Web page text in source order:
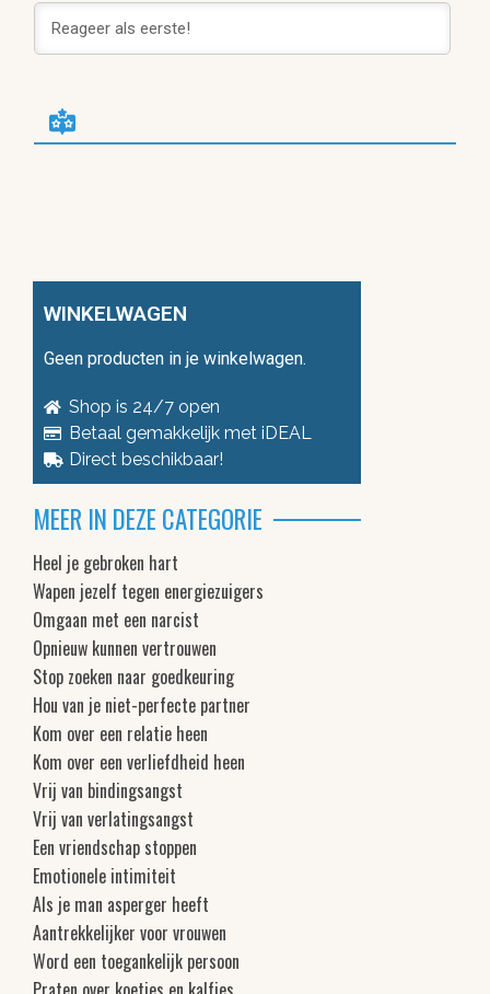
WINKELWAGEN
Geen producten in je winkelwagen.
Shop is 24/7 open
Betaal gemakkelijk met iDEAL
Direct beschikbaar!
MEER IN DEZE CATEGORIE
Heel je gebroken hart
Wapen jezelf tegen energiezuigers
Omgaan met een narcist
Opnieuw kunnen vertrouwen
Stop zoeken naar goedkeuring
Hou van je niet-perfecte partner
Kom over een relatie heen
Kom over een verliefdheid heen
Vrij van bindingsangst
Vrij van verlatingsangst
Een vriendschap stoppen
Emotionele intimiteit
Als je man asperger heeft
Aantrekkelijker voor vrouwen
Word een toegankelijk persoon